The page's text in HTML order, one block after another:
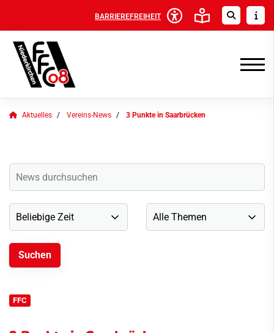
BARRIEREFREIHEIT
Aktuelles Vereins-News 3 Punkte in Saarbrücken
FFC